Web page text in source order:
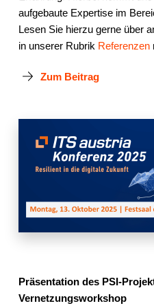
aufgebaute Expertise im
Lesen Sie hierzu gerne über
in unserer Rubrik Referenzen
Zum Beitrag
Präsentation des PSI-
Vernetzungsworkshop